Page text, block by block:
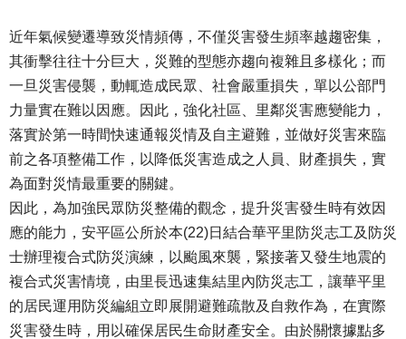
近年氣候變遷導致災情頻傳，不僅災害發生頻率越趨密集，
其衝擊往往十分巨大，災難的型態亦趨向複雜且多樣化；而
一旦災害侵襲，動輒造成民眾、社會嚴重損失，單以公部門
力量實在難以因應。因此，強化社區、里鄰災害應變能力，
落實於第一時間快速通報災情及自主避難，並做好災害來臨
前之各項整備工作，以降低災害造成之人員、財產損失，實
為面對災情最重要的關鍵。
因此，為加強民眾防災整備的觀念，提升災害發生時有效因
應的能力，安平區公所於本(22)日結合華平里防災志工及防災
士辦理複合式防災演練，以颱風來襲，緊接著又發生地震的
複合式災害情境，由里長迅速集結里內防災志工，讓華平里
的居民運用防災編組立即展開避難疏散及自救作為，在實際
災害發生時，用以確保居民生命財產安全。由於關懷據點多